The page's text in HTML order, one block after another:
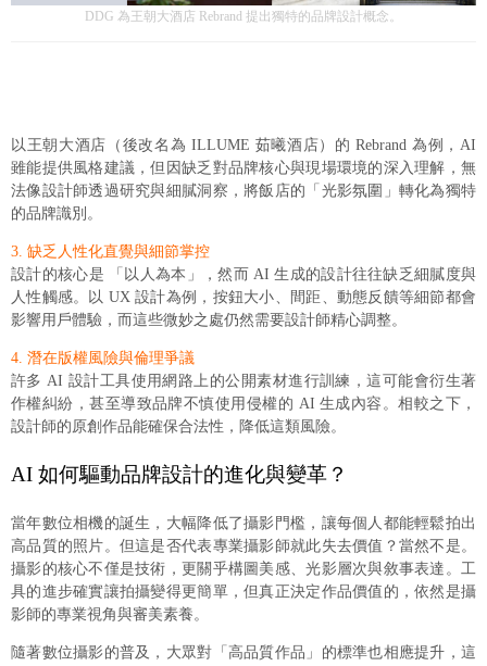
DDG 為王朝大酒店 Rebrand 提出獨特的品牌設計概念。
以王朝大酒店（後改名為 ILLUME 茹曦酒店）的 Rebrand 為例，AI
雖能提供風格建議，但因缺乏對品牌核心與現場環境的深入理解，無
法像設計師透過研究與細膩洞察，將飯店的「光影氛圍」轉化為獨特
的品牌識別。
3. 缺乏人性化直覺與細節掌控
設計的核心是 「以人為本」，然而 AI 生成的設計往往缺乏細膩度與
人性觸感。以 UX 設計為例，按鈕大小、間距、動態反饋等細節都會
影響用戶體驗，而這些微妙之處仍然需要設計師精心調整。
4. 潛在版權風險與倫理爭議
許多 AI 設計工具使用網路上的公開素材進行訓練，這可能會衍生著
作權糾紛，甚至導致品牌不慎使用侵權的 AI 生成內容。相較之下，
設計師的原創作品能確保合法性，降低這類風險。
AI 如何驅動品牌設計的進化與變革？
當年數位相機的誕生，大幅降低了攝影門檻，讓每個人都能輕鬆拍出
高品質的照片。但這是否代表專業攝影師就此失去價值？當然不是。
攝影的核心不僅是技術，更關乎構圖美感、光影層次與敘事表達。工
具的進步確實讓拍攝變得更簡單，但真正決定作品價值的，依然是攝
影師的專業視角與審美素養。
隨著數位攝影的普及，大眾對「高品質作品」的標準也相應提升，這